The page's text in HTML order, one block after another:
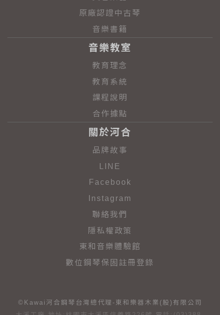
原廠認證中古琴
音樂書籍
音樂教室
教育理念
教育系統
課程說明
合作據點
關於河合
品牌故事
LINE
Facebook
Instagram
聯絡我們
隱私權政策
東和音樂體驗館
數位鋼琴保固註冊登錄
©Kawai河合鋼琴台灣總代理-東和樂器木業(股)有限公司